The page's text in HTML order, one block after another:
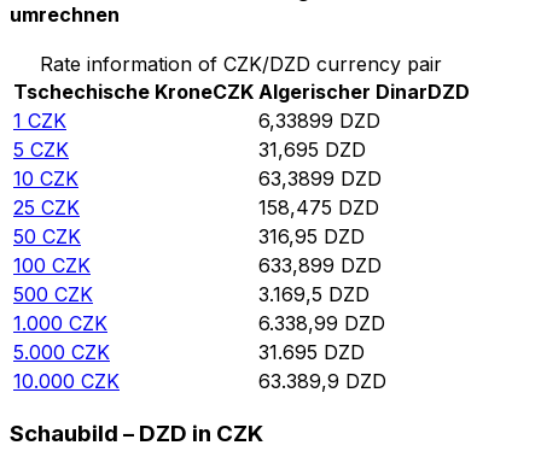
umrechnen
Rate information of CZK/DZD currency pair
Tschechische KroneCZK Algerischer DinarDZD
1 CZK 6,33899 DZD
5 CZK 31,695 DZD
10 CZK 63,3899 DZD
25 CZK 158,475 DZD
50 CZK 316,95 DZD
100 CZK 633,899 DZD
500 CZK 3.169,5 DZD
1.000 CZK 6.338,99 DZD
5.000 CZK 31.695 DZD
10.000 CZK 63.389,9 DZD
Schaubild – DZD in CZK